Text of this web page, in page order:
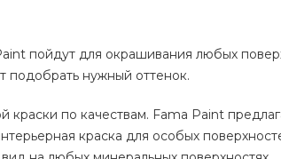
пойдут для окрашивания любых
подобрать нужный оттенок.
по качествам. Fama Paint
краска для особых